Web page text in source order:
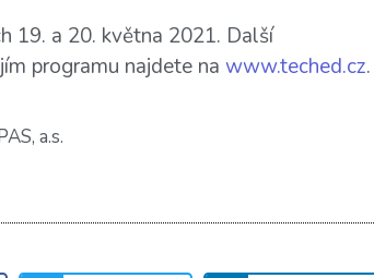
19. a 20. května 2021. Další
programu najdete na www.teched.cz.
a.s.